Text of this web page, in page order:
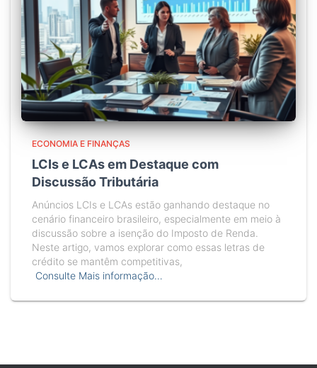
ECONOMIA E FINANÇAS
LCIs e LCAs em Destaque com
Discussão Tributária
Anúncios LCIs e LCAs estão ganhando destaque no
cenário financeiro brasileiro, especialmente em meio à
discussão sobre a isenção do Imposto de Renda.
Neste artigo, vamos explorar como essas letras de
crédito se mantêm competitivas,
Consulte Mais informação…